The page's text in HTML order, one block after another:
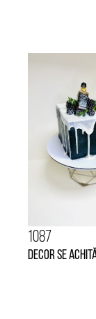
1087
Decor se